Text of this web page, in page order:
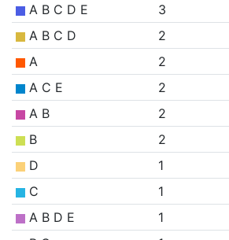
A B C D E
3
A B C D
2
A
2
A C E
2
A B
2
B
2
D
1
C
1
A B D E
1